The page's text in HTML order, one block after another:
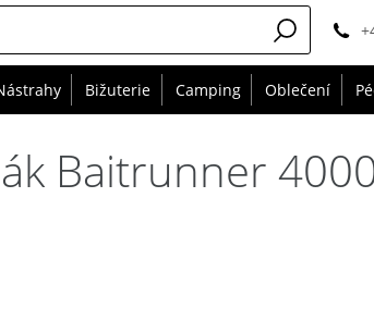
Bižuterie Camping Oblečení
Baitrunner